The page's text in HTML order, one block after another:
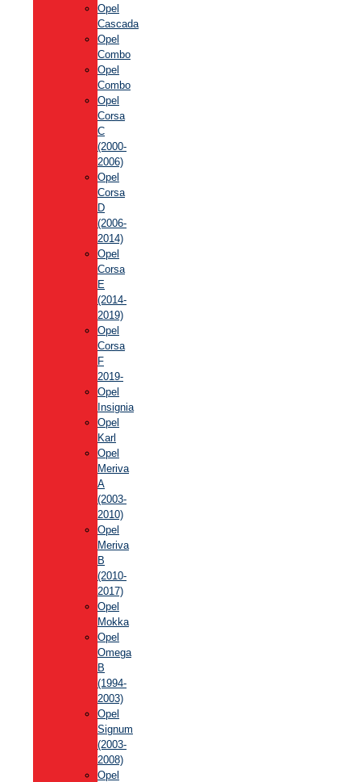
Opel
Cascada
Opel
Combo
Opel
Combo
Opel
Corsa
C
(2000-
2006)
Opel
Corsa
D
(2006-
2014)
Opel
Corsa
E
(2014-
2019)
Opel
Corsa
F
2019-
Opel
Insignia
Opel
Karl
Opel
Meriva
A
(2003-
2010)
Opel
Meriva
B
(2010-
2017)
Opel
Mokka
Opel
Omega
B
(1994-
2003)
Opel
Signum
(2003-
2008)
Opel